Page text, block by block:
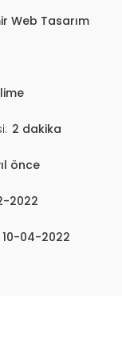
Web Tasarım
2 dakika
önce
2022
10-04-2022